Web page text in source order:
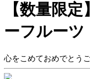
【数量限
ーフルーツ
心をこめておめでとう